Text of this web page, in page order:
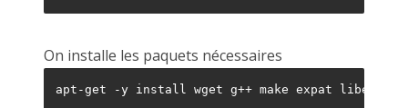
On installe les paquets nécessaires
apt-get -y install wget g++ make expat
ubuntu
visual studio code vmware windows